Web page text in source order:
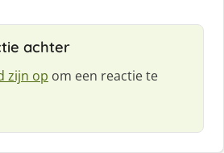
achter
zijn op om een reactie te